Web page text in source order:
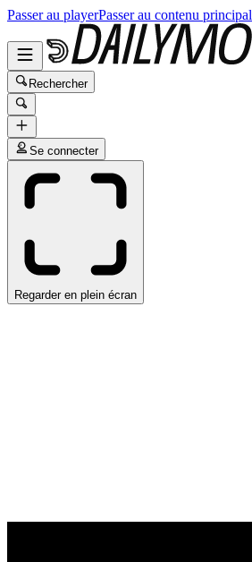
Passer au playerPasser au contenu principal
Rechercher
Se connecter
Regarder en plein écran